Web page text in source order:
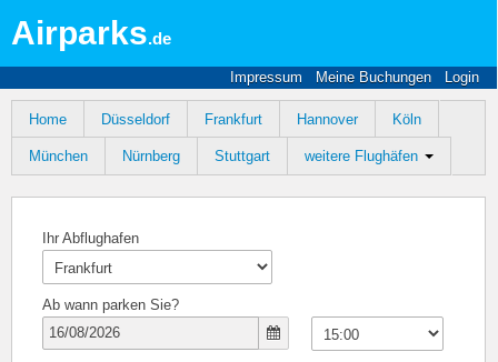
Airparks.de
Impressum Meine Buchungen Login
Home Düsseldorf Frankfurt Hannover Köln
München Nürnberg Stuttgart weitere Flughäfen
Ihr Abflughafen
Ab wann parken Sie?